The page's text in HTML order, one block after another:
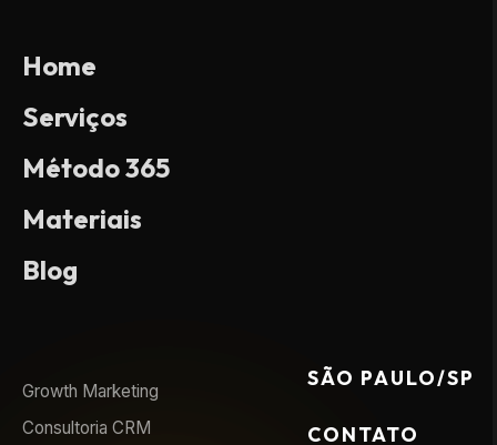
Home
Serviços
Método 365
Materiais
Blog
Growth Marketing
Consultoria CRM
SÃO PAULO/SP
CONTATO